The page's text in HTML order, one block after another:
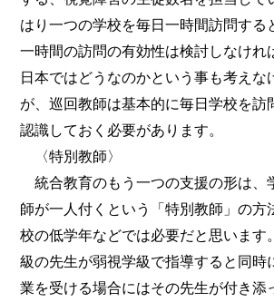
はり一つの学校を毎日一時間訪問する
一時間の訪問の有効性は検討しなけれ
日本ではどうなのかという事も考えな
が、巡回教師は基本的に毎日学校を訪
認識しておく必要があります。
〈特別教師〉
統合教育のもう一つの支援の形は、
師が一人付くという「特別教師」の方
校の低学年などでは必要だと思います
級の先生が弱視学級で指導すると同時
業を受ける場合にはその先生が付き添